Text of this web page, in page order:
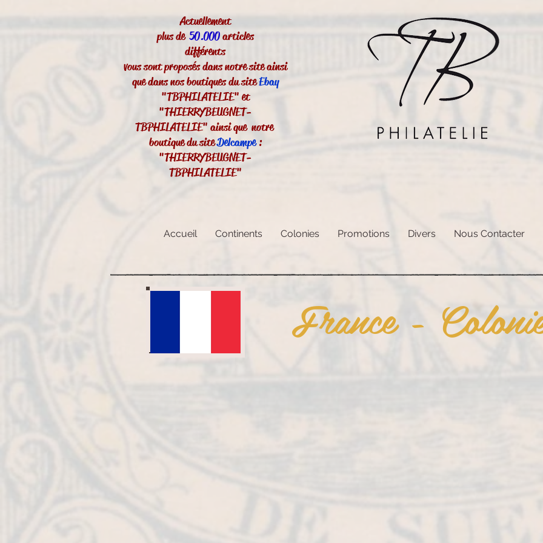
Actuellement
plus de50.000articles
différents
vous sont proposés dans notre site ainsi
que dans nos boutiques du siteEbay
"TBPHILATELIE" et
"THIERRYBEUGNET-
TBPHILATELIE" ainsi que notre
boutique du siteDelcampe:
"THIERRYBEUGNET-
TBPHILATELIE"
Accueil Continents Colonies Promotions Divers Nous Contacter
France -